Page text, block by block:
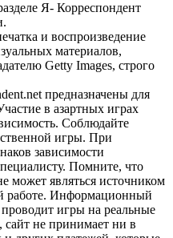
Я- Корреспондент
и воспроизведение
материалов,
Getty Images, строго
предназначены для
в азартных играх
Соблюдайте
игры. При
зависимости
Помните, что
может являться источником
работе. Информационный
игры на реальные
сайт не принимает ни в